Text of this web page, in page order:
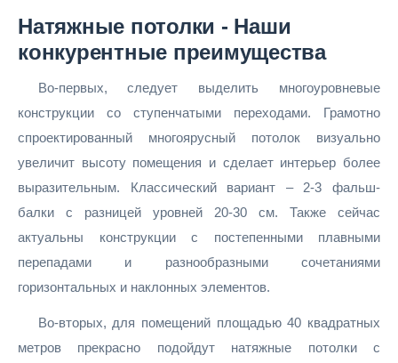
Натяжные потолки - Наши
конкурентные преимущества
Во-первых, следует выделить многоуровневые
конструкции со ступенчатыми переходами. Грамотно
спроектированный многоярусный потолок визуально
увеличит высоту помещения и сделает интерьер более
выразительным. Классический вариант – 2-3 фальш-
балки с разницей уровней 20-30 см. Также сейчас
актуальны конструкции с постепенными плавными
перепадами и разнообразными сочетаниями
горизонтальных и наклонных элементов.
Во-вторых, для помещений площадью 40 квадратных
метров прекрасно подойдут натяжные потолки с